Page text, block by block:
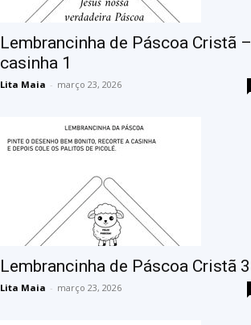
Lembrancinha de Páscoa Cristã –
casinha 1
Lita Maia - março 23, 2026
Lembrancinha de Páscoa Cristã 3
Lita Maia - março 23, 2026